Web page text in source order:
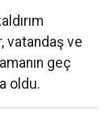
vatandaş ve
geç
oldu.